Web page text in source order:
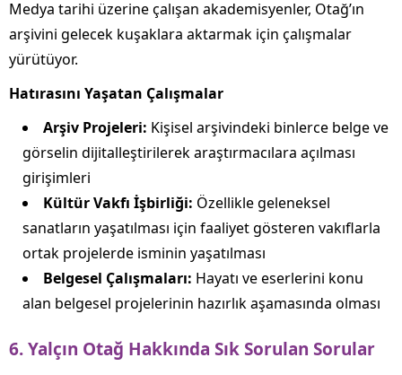
Medya tarihi üzerine çalışan akademisyenler, Otağ’ın
arşivini gelecek kuşaklara aktarmak için çalışmalar
yürütüyor.
Hatırasını Yaşatan Çalışmalar
Arşiv Projeleri: Kişisel arşivindeki binlerce belge ve
görselin dijitalleştirilerek araştırmacılara açılması
girişimleri
Kültür Vakfı İşbirliği: Özellikle geleneksel
sanatların yaşatılması için faaliyet gösteren vakıflarla
ortak projelerde isminin yaşatılması
Belgesel Çalışmaları: Hayatı ve eserlerini konu
alan belgesel projelerinin hazırlık aşamasında olması
6. Yalçın Otağ Hakkında Sık Sorulan Sorular